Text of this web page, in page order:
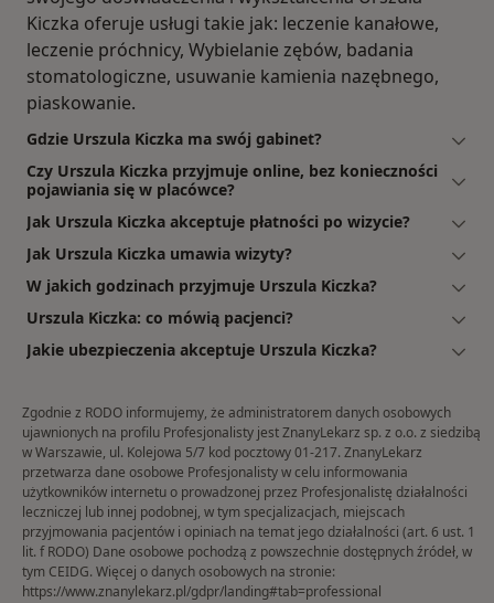
Kiczka oferuje usługi takie jak: leczenie kanałowe,
leczenie próchnicy, Wybielanie zębów, badania
stomatologiczne, usuwanie kamienia nazębnego,
piaskowanie.
Gdzie Urszula Kiczka ma swój gabinet?
Czy Urszula Kiczka przyjmuje online, bez konieczności
pojawiania się w placówce?
Jak Urszula Kiczka akceptuje płatności po wizycie?
Jak Urszula Kiczka umawia wizyty?
W jakich godzinach przyjmuje Urszula Kiczka?
Urszula Kiczka: co mówią pacjenci?
Jakie ubezpieczenia akceptuje Urszula Kiczka?
Zgodnie z RODO informujemy, że administratorem danych osobowych
ujawnionych na profilu Profesjonalisty jest ZnanyLekarz sp. z o.o. z siedzibą
w Warszawie, ul. Kolejowa 5/7 kod pocztowy 01-217. ZnanyLekarz
przetwarza dane osobowe Profesjonalisty w celu informowania
użytkowników internetu o prowadzonej przez Profesjonalistę działalności
leczniczej lub innej podobnej, w tym specjalizacjach, miejscach
przyjmowania pacjentów i opiniach na temat jego działalności (art. 6 ust. 1
lit. f RODO) Dane osobowe pochodzą z powszechnie dostępnych źródeł, w
tym CEIDG. Więcej o danych osobowych na stronie:
https://www.znanylekarz.pl/gdpr/landing#tab=professional